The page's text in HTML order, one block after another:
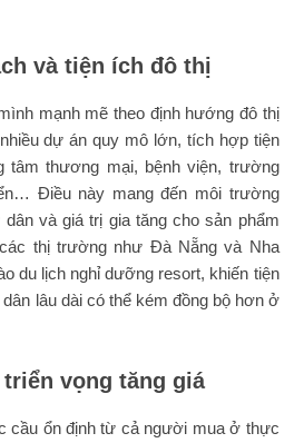
và tiện ích đô thị
mạnh mẽ theo định hướng đô thị
dự án quy mô lớn, tích hợp tiện
tâm thương mại, bệnh viện, trường
Điều này mang đến môi trường
và giá trị gia tăng cho sản phẩm
thị trường như Đà Nẵng và Nha
du lịch nghỉ dưỡng resort, khiến tiện
lâu dài có thể kém đồng bộ hơn ở
triển vọng tăng giá
cầu ổn định từ cả người mua ở thực